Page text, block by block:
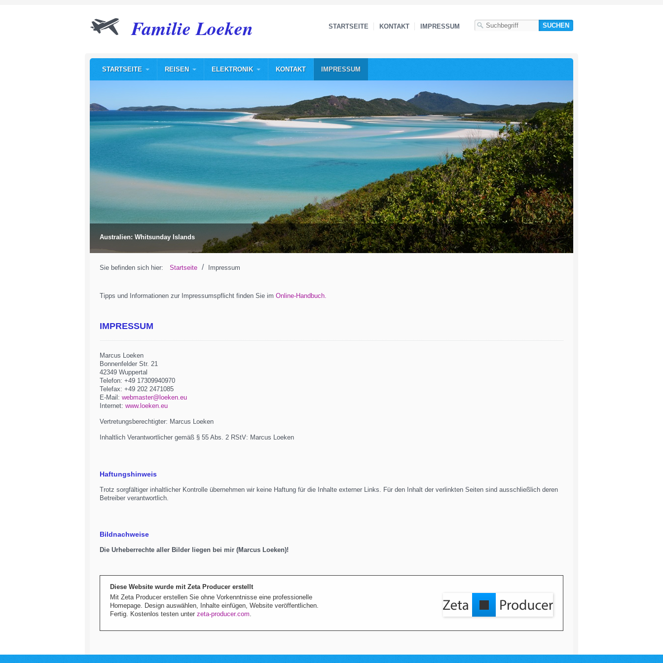
Familie Loeken STARTSEITE KONTAKT IMPRESSUM
STARTSEITE REISEN ELEKTRONIK KONTAKT IMPRESSUM
Australien: Whitsunday Islands
Sie befinden sich hier: Startseite / Impressum
Tipps und Informationen zur Impressumspflicht finden Sie im Online-Handbuch.
IMPRESSUM
Marcus Loeken
Bonnenfelder Str. 21
42349 Wuppertal
Telefon: +49 17309940970
Telefax: +49 202 2471085
E-Mail: webmaster@loeken.eu
Internet: www.loeken.eu
Vertretungsberechtigter: Marcus Loeken
Inhaltlich Verantwortlicher gemäß § 55 Abs. 2 RStV: Marcus Loeken
Haftungshinweis
Trotz sorgfältiger inhaltlicher Kontrolle übernehmen wir keine Haftung für die Inhalte externer Links. Für den Inhalt der verlinkten Seiten sind ausschließlich deren
Betreiber verantwortlich.
Bildnachweise
Die Urheberrechte aller Bilder liegen bei mir (Marcus Loeken)!
Diese Website wurde mit Zeta Producer erstellt
Mit Zeta Producer erstellen Sie ohne Vorkenntnisse eine professionelle
Homepage. Design auswählen, Inhalte einfügen, Website veröffentlichen.
Fertig. Kostenlos testen unter zeta-producer.com.